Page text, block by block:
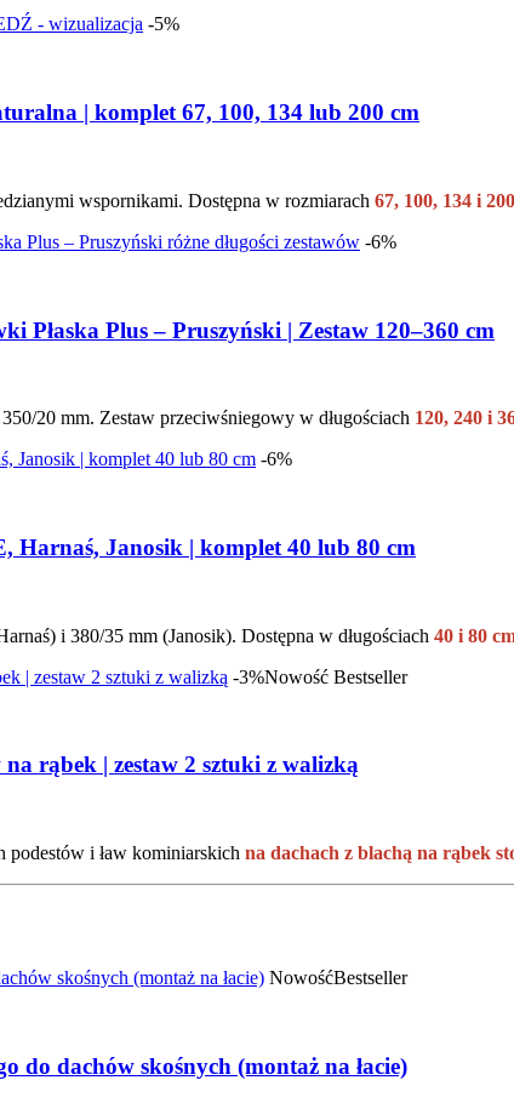
-5%
| komplet 67, 100, 134 lub 200 cm
wspornikami. Dostępna w rozmiarach 67, 100, 134 i
-6%
Płaska Plus – Pruszyński | Zestaw 120–360 cm
20 mm. Zestaw przeciwśniegowy w długościach 120, 240 i
-6%
Harnaś, Janosik | komplet 40 lub 80 cm
i 380/35 mm (Janosik). Dostępna w długościach 40 i 80
-3%Nowość Bestseller
rąbek | zestaw 2 sztuki z walizką
i ław kominiarskich na dachach z blachą na rąbek
NowośćBestseller
dachów skośnych (montaż na łacie)